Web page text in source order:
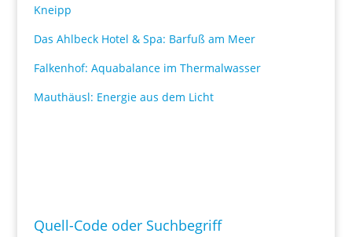
Kneipp
Das Ahlbeck Hotel & Spa: Barfuß am Meer
Falkenhof: Aquabalance im Thermalwasser
Mauthäusl: Energie aus dem Licht
Quell-Code oder Suchbegriff